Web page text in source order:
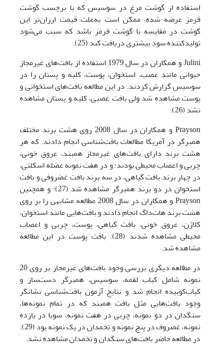
استفاده از گوشت مرغ در سوسیس که با برچسب گوشت
قرمز عرضه شده، ممکن است به‌علت قیمت ارزان‌تر این
گوشت در مقایسه با گوشت قرمز ‌باشد که سبب می‌شود
تولید‌کننده سود بیشتری دریافت کند (25).
Julini و همکاران در سال 1979 استفاده از بافت‌های غیرمجاز
حیوانی مانند عصب، استخوان، پوست، کلیه و پستان را در
سوسیس گزارش کردند. در این مطالعه بافت‌های استخوانی و
پوست مشاهده شد ولی بافت عصبی، کلیه و پستان مشاهده
نشد (26).
Prayson و همکاران در سال 2008 روی هشت برند مختلف
همبرگر در آمریکا مطالعات بافت‌شناسی انجام دادند. که هر
هشت برند دارای بافت‌های غیرمجاز همبند، عروق خونی،
چربی و اعصاب محیطی بودند؛ و در هفت نمونه عضله اسکلتی،
در چهار برند بافت گیاهی، در سه برند بافت غضروفی و بافت
استخوان در دو برند همبرگر مشاهده شد (27)؛ و همچنین
Prayson و همکاران در سال 2008 مطالعه‌ مشابهی را بر روی
هشت برند هات‌داگ انجام دادند و بافت‌هایی مانند استخوان،
کلاژن، عروق خونی، بافت گیاهی، پوست، چربی و اعصاب
محیطی مشاهده شدند (28). بافت پوست در این مطالعه
مشاهده شد.
در مطالعه دیگری بررسی وجود بافت‌های غیرمجاز بر روی 20
نمونه شامل کباب لقمه، سوسیس، همبرگر دست‌ساز و
کباب‌کوبیده انجام شد و نتایج آزمون بافت‌شناسی نشانگر
وجود بافت‌هایی مثل بافت همبند که در تمام نمونه‌ها،
سنگدان در دو نمونه، چربی در هفت نمونه، سویا در یازده
نمونه، غضروف در پنج نمونه و تخمدان در یک نمونه بود (29).
در مطالعه حاضر بافت‌های سنگدان و تخمدان مشاهده نشد.